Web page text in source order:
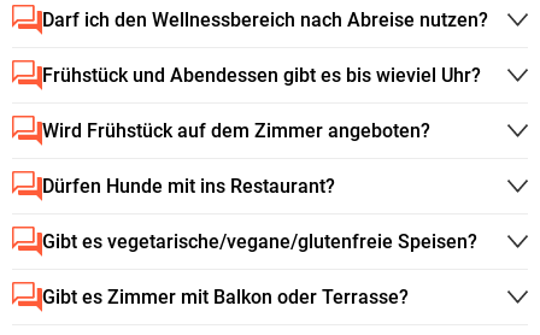
Darf ich den Wellnessbereich nach Abreise nutzen?
Frühstück und Abendessen gibt es bis wieviel Uhr?
Wird Frühstück auf dem Zimmer angeboten?
Dürfen Hunde mit ins Restaurant?
Gibt es vegetarische/vegane/glutenfreie Speisen?
Gibt es Zimmer mit Balkon oder Terrasse?